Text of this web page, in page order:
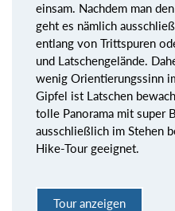
einsam. Nachdem man
geht es nämlich
entlang von Trittspuren
und Latschengelände.
wenig Orientierungssinn
Gipfel ist Latschen
tolle Panorama mit super
ausschließlich im Stehen
Hike-Tour geeignet.
Tour anzeigen